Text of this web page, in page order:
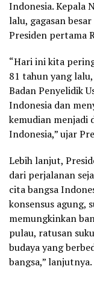
Indonesia. Kepala
lalu, gagasan
Presiden pertama
“Hari ini kita
81 tahun yang
Badan Penyelidik
Indonesia dan
kemudian menjadi
Indonesia,” ujar
Lebih lanjut,
dari perjalanan
cita bangsa
konsensus agung,
memungkinkan
pulau, ratusan
budaya yang
bangsa,” lanjutnya.